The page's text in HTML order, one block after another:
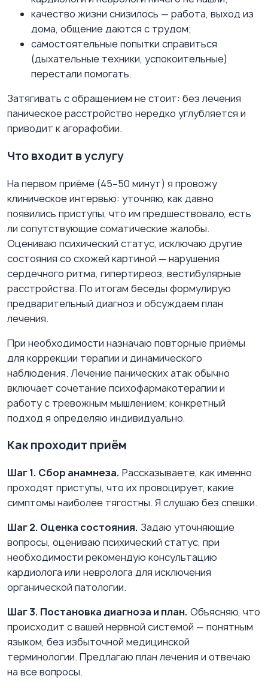
качество жизни снизилось — работа, выход из
дома, общение даются с трудом;
самостоятельные попытки справиться
(дыхательные техники, успокоительные)
перестали помогать.
Затягивать с обращением не стоит: без лечения
паническое расстройство нередко углубляется и
приводит к агорафобии.
Что входит в услугу
На первом приёме (45–50 минут) я провожу
клиническое интервью: уточняю, как давно
появились приступы, что им предшествовало, есть
ли сопутствующие соматические жалобы.
Оцениваю психический статус, исключаю другие
состояния со схожей картиной — нарушения
сердечного ритма, гипертиреоз, вестибулярные
расстройства. По итогам беседы формулирую
предварительный диагноз и обсуждаем план
лечения.
При необходимости назначаю повторные приёмы
для коррекции терапии и динамического
наблюдения. Лечение панических атак обычно
включает сочетание психофармакотерапии и
работу с тревожным мышлением; конкретный
подход я определяю индивидуально.
Как проходит приём
Шаг 1. Сбор анамнеза. Рассказываете, как именно
проходят приступы, что их провоцирует, какие
симптомы наиболее тягостны. Я слушаю без спешки.
Шаг 2. Оценка состояния. Задаю уточняющие
вопросы, оцениваю психический статус, при
необходимости рекомендую консультацию
кардиолога или невролога для исключения
органической патологии.
Шаг 3. Постановка диагноза и план. Объясняю, что
происходит с вашей нервной системой — понятным
языком, без избыточной медицинской
терминологии. Предлагаю план лечения и отвечаю
на все вопросы.